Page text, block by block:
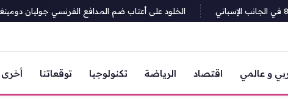
الخلود على أعتاب ضم المدافع الفرنسي جوليان دومينغيز
و عالمي اقتصاد الرياضة تكنولوجيا توقعاتنا أخرى